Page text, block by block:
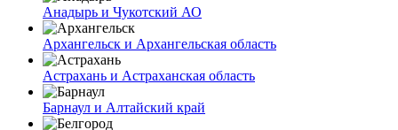
Анадырь и Чукотский АО
Архангельск и Архангельская область
Астрахань и Астраханская область
Барнаул и Алтайский край